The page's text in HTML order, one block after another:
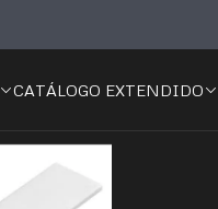
CATÁLOGO EXTENDIDO